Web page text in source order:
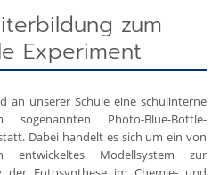
zum
Experiment
an unserer Schule eine schulinterne
sogenannten Photo-Blue-Bottle-
Dabei handelt es sich um ein von
entwickeltes Modellsystem zur